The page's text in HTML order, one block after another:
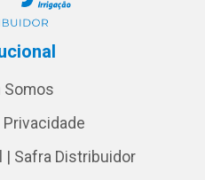
Somos
| Safra Distribuidor